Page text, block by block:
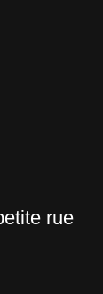
rue